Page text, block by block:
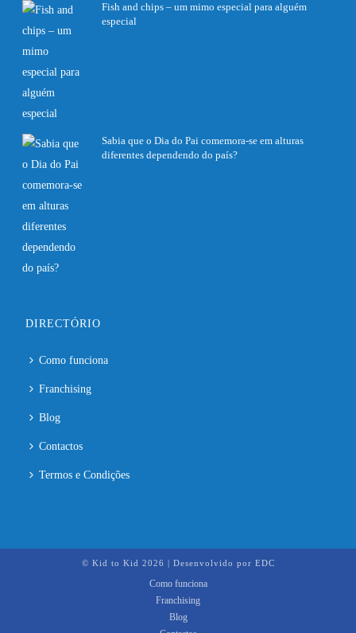
Fish and chips – um mimo especial para alguém
especial
Sabia que o Dia do Pai comemora-se em alturas
diferentes dependendo do país?
DIRECTÓRIO
Como funciona
Franchising
Blog
Contactos
Termos e Condições
© Kid to Kid 2026 | Desenvolvido por EDC
Como funciona
Franchising
Blog